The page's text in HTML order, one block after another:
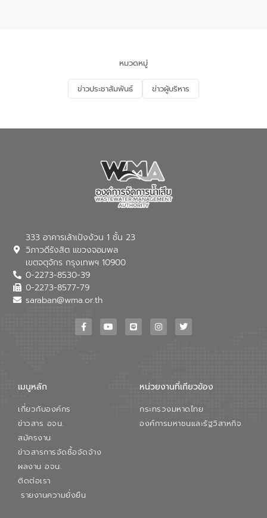
จัดการน้ำเสียและสร้างจิตสำนึกในการ
อนุรักษ์สิ่งแวดล้อม ในหัวข้อ “น้ำเสียชุมชน
และการบำบัดน้ำเสียเบื้องต้น” โดยให้ความรู้
เกี่ยวกับสาเหตุและผลกระทบของน้ำเสีย
ณ เทศบาลตำบลบางเลน จังหวัดนครปฐม
หมวดหมู่
ข่าวประชาสัมพันธ์ ข่าวผู้บริหาร
333 อาคารเล้าเป้งง้วน 1 ชั้น 23
วิภาวดีรังสิต แขวงจอมพล
เขตจตุจักร กรุงเทพฯ 10900
0-2273-8530-39
0-2273-8577-79
saraban@wma.or.th
เมนูหลัก
เกี่ยวกับองค์กร
ข่าวสาร อจน.
สมัครงาน
ข่าวสารการจัดซื้อจัดจ้าง
ผลงาน อจน.
ติดต่อเรา
รายงานความยั่งยืน
หน่วยงานที่เกียวข้อง
กระทรวงมหาดไทย
องค์การมหาชนและรัฐวิสาหกิจ